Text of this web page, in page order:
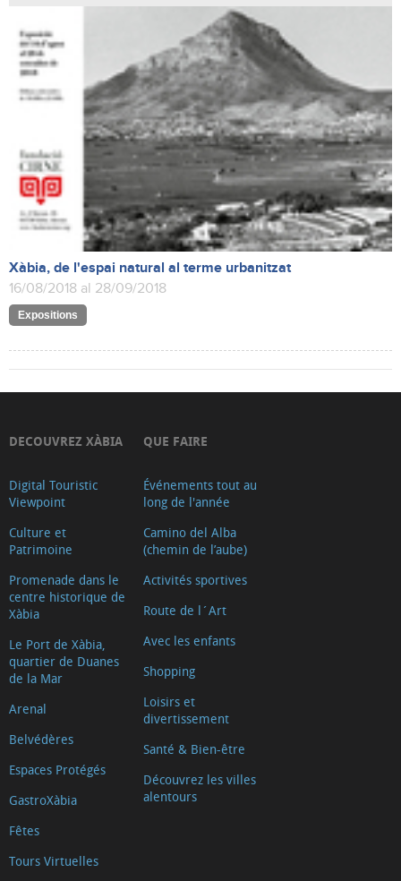
Xàbia, de l'espai natural al terme urbanitzat
16/08/2018 al 28/09/2018
Expositions
DECOUVREZ XÀBIA
Digital Touristic
Viewpoint
Culture et
Patrimoine
Promenade dans le
centre historique de
Xàbia
Le Port de Xàbia,
quartier de Duanes
de la Mar
Arenal
Belvédères
Espaces Protégés
GastroXàbia
Fêtes
Tours Virtuelles
QUE FAIRE
Événements tout au
long de l'année
Camino del Alba
(chemin de l’aube)
Activités sportives
Route de l´Art
Avec les enfants
Shopping
Loisirs et
divertissement
Santé & Bien-être
Découvrez les villes
alentours